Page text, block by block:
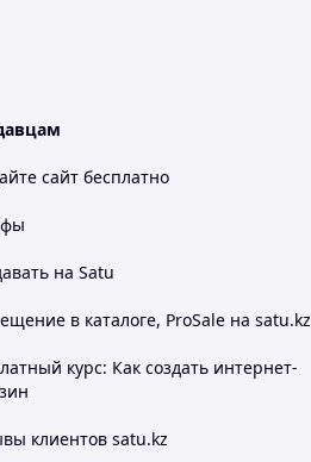
сайт бесплатно
на Satu
в каталоге, ProSale на satu.kz
курс: Как создать интернет-
клиентов satu.kz